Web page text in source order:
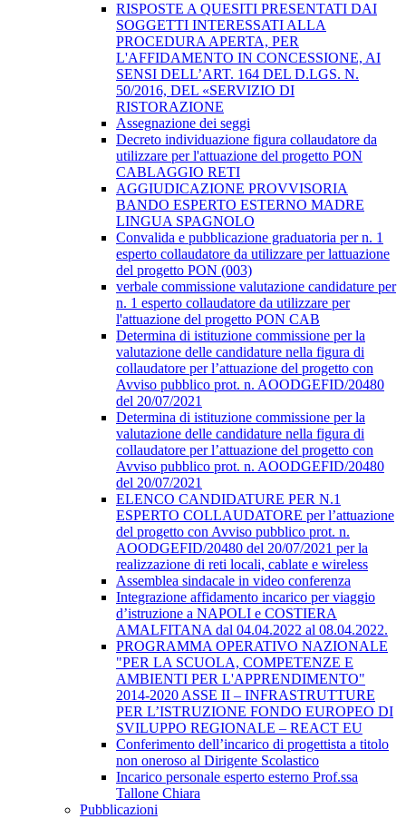
RISPOSTE A QUESITI PRESENTATI DAI
SOGGETTI INTERESSATI ALLA
PROCEDURA APERTA, PER
L'AFFIDAMENTO IN CONCESSIONE, AI
SENSI DELL’ART. 164 DEL D.LGS. N.
50/2016, DEL «SERVIZIO DI
RISTORAZIONE
Assegnazione dei seggi
Decreto individuazione figura collaudatore da
utilizzare per l'attuazione del progetto PON
CABLAGGIO RETI
AGGIUDICAZIONE PROVVISORIA
BANDO ESPERTO ESTERNO MADRE
LINGUA SPAGNOLO
Convalida e pubblicazione graduatoria per n. 1
esperto collaudatore da utilizzare per lattuazione
del progetto PON (003)
verbale commissione valutazione candidature per
n. 1 esperto collaudatore da utilizzare per
l'attuazione del progetto PON CAB
Determina di istituzione commissione per la
valutazione delle candidature nella figura di
collaudatore per l’attuazione del progetto con
Avviso pubblico prot. n. AOODGEFID/20480
del 20/07/2021
Determina di istituzione commissione per la
valutazione delle candidature nella figura di
collaudatore per l’attuazione del progetto con
Avviso pubblico prot. n. AOODGEFID/20480
del 20/07/2021
ELENCO CANDIDATURE PER N.1
ESPERTO COLLAUDATORE per l’attuazione
del progetto con Avviso pubblico prot. n.
AOODGEFID/20480 del 20/07/2021 per la
realizzazione di reti locali, cablate e wireless
Assemblea sindacale in video conferenza
Integrazione affidamento incarico per viaggio
d’istruzione a NAPOLI e COSTIERA
AMALFITANA dal 04.04.2022 al 08.04.2022.
PROGRAMMA OPERATIVO NAZIONALE
"PER LA SCUOLA, COMPETENZE E
AMBIENTI PER L'APPRENDIMENTO"
2014-2020 ASSE II – INFRASTRUTTURE
PER L’ISTRUZIONE FONDO EUROPEO DI
SVILUPPO REGIONALE – REACT EU
Conferimento dell’incarico di progettista a titolo
non oneroso al Dirigente Scolastico
Incarico personale esperto esterno Prof.ssa
Tallone Chiara
Pubblicazioni